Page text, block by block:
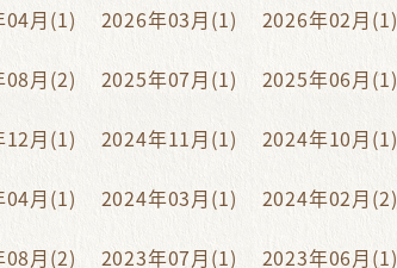
月(1) 2026年03月(1) 2026年02月(1)
月(2) 2025年07月(1) 2025年06月(1)
月(1) 2024年11月(1) 2024年10月(1)
月(1) 2024年03月(1) 2024年02月(2)
月(2) 2023年07月(1) 2023年06月(1)